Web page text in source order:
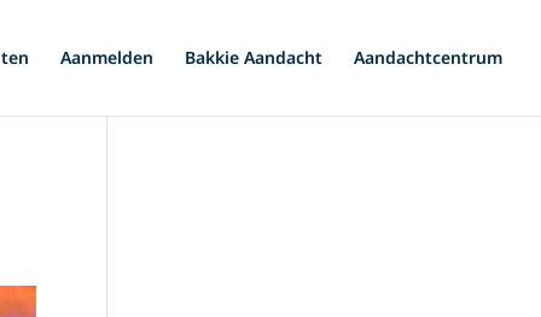
Aanmelden Bakkie Aandacht Aandachtcentrum